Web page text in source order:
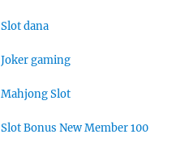
Slot dana
Joker gaming
Mahjong Slot
Slot Bonus New Member 100